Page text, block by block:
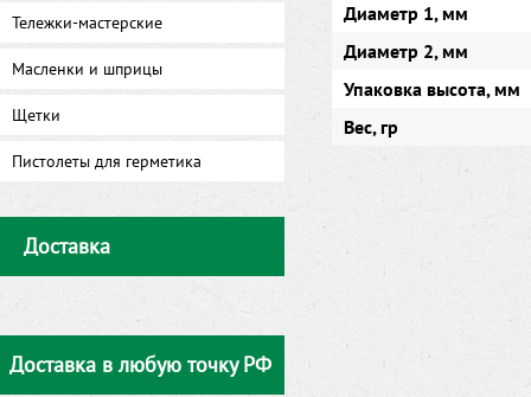
Тележки-мастерские
Масленки и шприцы
Щетки
Пистолеты для герметика
Доставка
Доставка в любую точку РФ
Диаметр 1, мм
Диаметр 2, мм
Упаковка высота, мм
Вес, гр